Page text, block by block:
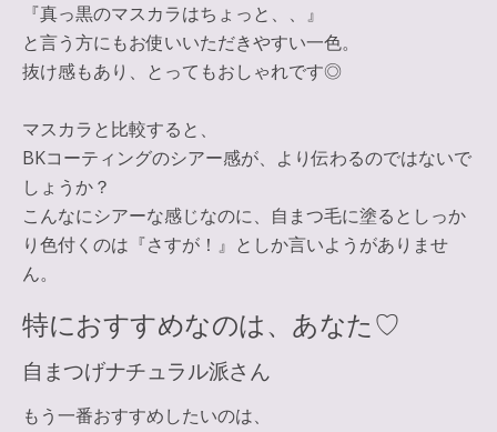
『真っ黒のマスカラはちょっと、、』
と言う方にもお使いいただきやすい一色。
抜け感もあり、とってもおしゃれです◎
マスカラと比較すると、
BKコーティングのシアー感が、より伝わるのではないで
しょうか？
こんなにシアーな感じなのに、自まつ毛に塗るとしっか
り色付くのは『さすが！』としか言いようがありませ
ん。
特におすすめなのは、あなた♡
自まつげナチュラル派さん
もう一番おすすめしたいのは、